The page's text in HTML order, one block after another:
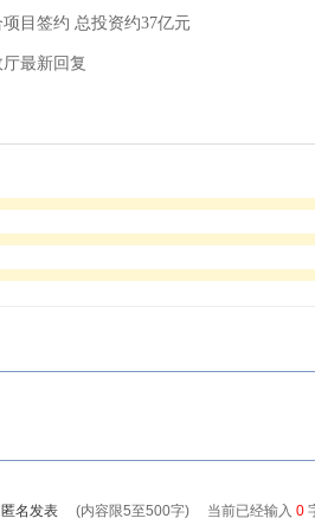
目签约 总投资约37亿元
最新回复